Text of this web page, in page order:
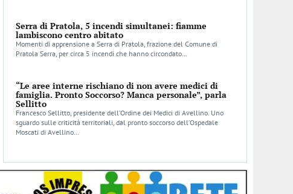
Serra di Pratola, 5 incendi simultanei: fiamme
lambiscono centro abitato
Momenti di apprensione a Serra di Pratola, frazione del Comune di
Pratola Serra, per circa 5 incendi che hanno circondato…
“Le aree interne rischiano di non avere medici di
famiglia. Pronto Soccorso? Manca personale”, parla
Sellitto
Francesco Sellitto, presidente dell’Ordine dei Medici di Avellino. Uno
sguardo sulle criticità territoriali, dal pronto soccorso dell’Ospedale
Moscati di Avellino…